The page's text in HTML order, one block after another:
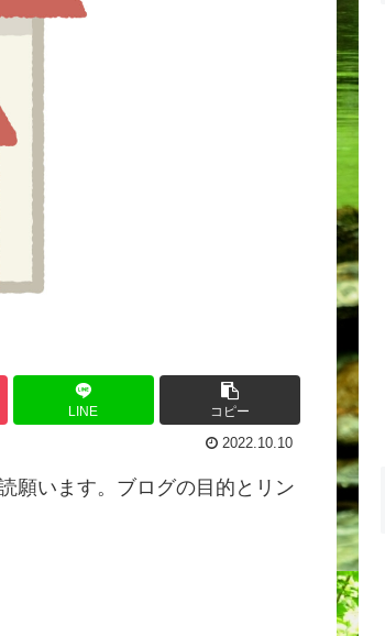
LINE コピー
2022.10.10
願います。ブログの目的とリン